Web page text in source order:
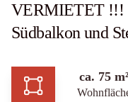
VERMIETET !!!
Südbalkon und
ca. 75 m²